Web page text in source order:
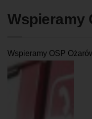
Wspieramy
Wspieramy OSP